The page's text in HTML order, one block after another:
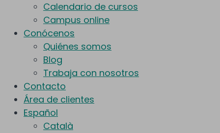
Calendario de cursos
Campus online
Conócenos
Quiénes somos
Blog
Trabaja con nosotros
Contacto
Área de clientes
Español
Català